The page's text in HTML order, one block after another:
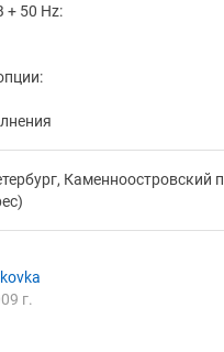
+ 50 Hz:
Каменноостровский
г.